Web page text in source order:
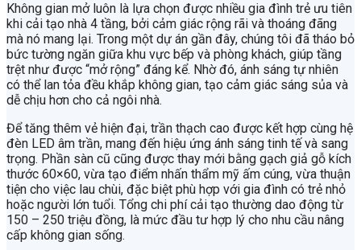
Không gian mở luôn là lựa chọn được nhiều gia đình trẻ ưu tiên
khi cải tạo nhà 4 tầng, bởi cảm giác rộng rãi và thoáng đãng
mà nó mang lại. Trong một dự án gần đây, chúng tôi đã tháo bỏ
bức tường ngăn giữa khu vực bếp và phòng khách, giúp tầng
trệt như được “mở rộng” đáng kể. Nhờ đó, ánh sáng tự nhiên
có thể lan tỏa đều khắp không gian, tạo cảm giác sáng sủa và
dễ chịu hơn cho cả ngôi nhà.
Để tăng thêm vẻ hiện đại, trần thạch cao được kết hợp cùng hệ
đèn LED âm trần, mang đến hiệu ứng ánh sáng tinh tế và sang
trọng. Phần sàn cũ cũng được thay mới bằng gạch giả gỗ kích
thước 60×60, vừa tạo điểm nhấn thẩm mỹ ấm cúng, vừa thuận
tiện cho việc lau chùi, đặc biệt phù hợp với gia đình có trẻ nhỏ
hoặc người lớn tuổi. Tổng chi phí cải tạo thường dao động từ
150 – 250 triệu đồng, là mức đầu tư hợp lý cho nhu cầu nâng
cấp không gian sống.